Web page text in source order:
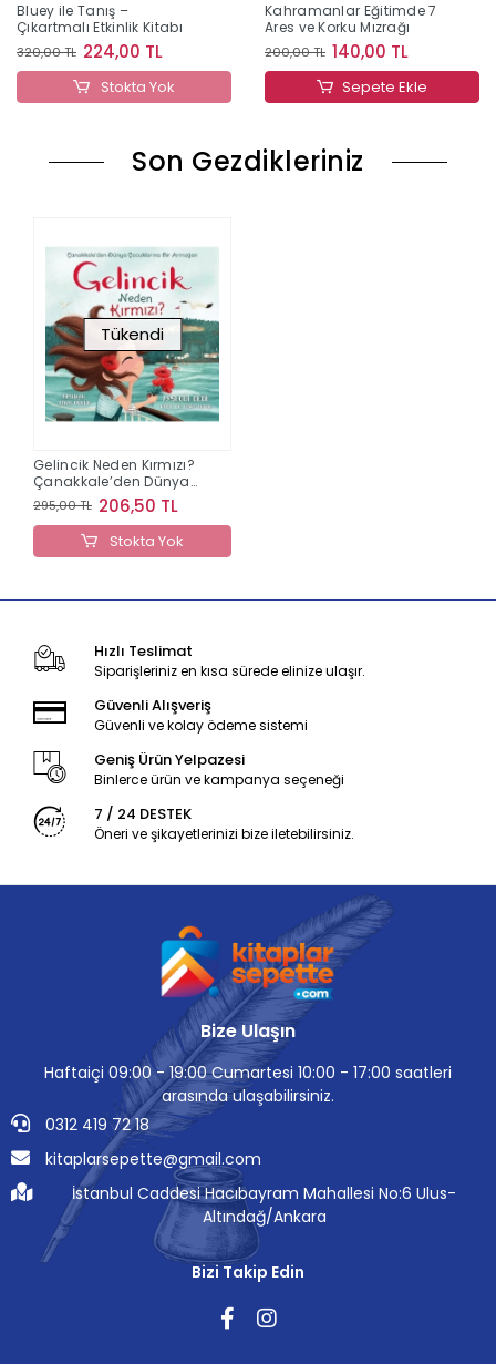
Bluey ile Tanış –
Çıkartmalı Etkinlik Kitabı
320,00 TL 224,00 TL
Stokta Yok
Kahramanlar Eğitimde 7
Ares ve Korku Mızrağı
200,00 TL 140,00 TL
Sepete Ekle
Son Gezdikleriniz
Tükendi
Gelincik Neden Kırmızı?
Çanakkale’den Dünya
Çocuklarına Bir
Armağan
295,00 TL 206,50 TL
Stokta Yok
Hızlı Teslimat
Siparişleriniz en kısa sürede elinize ulaşır.
Güvenli Alışveriş
Güvenli ve kolay ödeme sistemi
Geniş Ürün Yelpazesi
Binlerce ürün ve kampanya seçeneği
7 / 24 DESTEK
Öneri ve şikayetlerinizi bize iletebilirsiniz.
Bize Ulaşın
Haftaiçi 09:00 - 19:00 Cumartesi 10:00 - 17:00 saatleri
arasında ulaşabilirsiniz.
0312 419 72 18
kitaplarsepette@gmail.com
İstanbul Caddesi Hacıbayram Mahallesi No:6 Ulus-
Altındağ/Ankara
Bizi Takip Edin